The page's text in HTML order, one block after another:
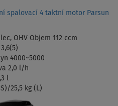
spalovací 4 taktní motor Parsun
OHV Objem 112 ccm
4000~5000
2,0 l/h
l
25,5 kg (L)